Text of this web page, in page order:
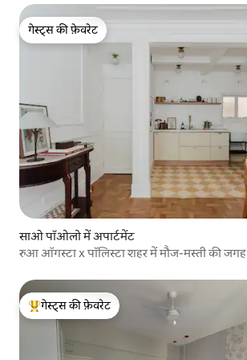
गेस्ट्स की फ़ेवरेट
गेस्ट्स की फ़ेवरेट
साओ पॉओलो में अपार्टमेंट
रुआ ऑगस्टा x पॉलिस्टा शहर में मौज-मस्ती की जगह
गेस्ट्स का टॉप फ़ेवरेट
गेस्ट्स की फ़ेवरेट